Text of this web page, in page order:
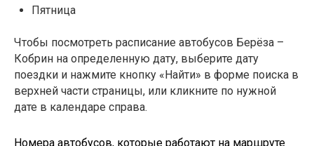
Пятница
Чтобы посмотреть расписание автобусов Берёза –
Кобрин на определенную дату, выберите дату
поездки и нажмите кнопку «Найти» в форме поиска в
верхней части страницы, или кликните по нужной
дате в календаре справа.
Номера автобусов, которые работают на маршруте